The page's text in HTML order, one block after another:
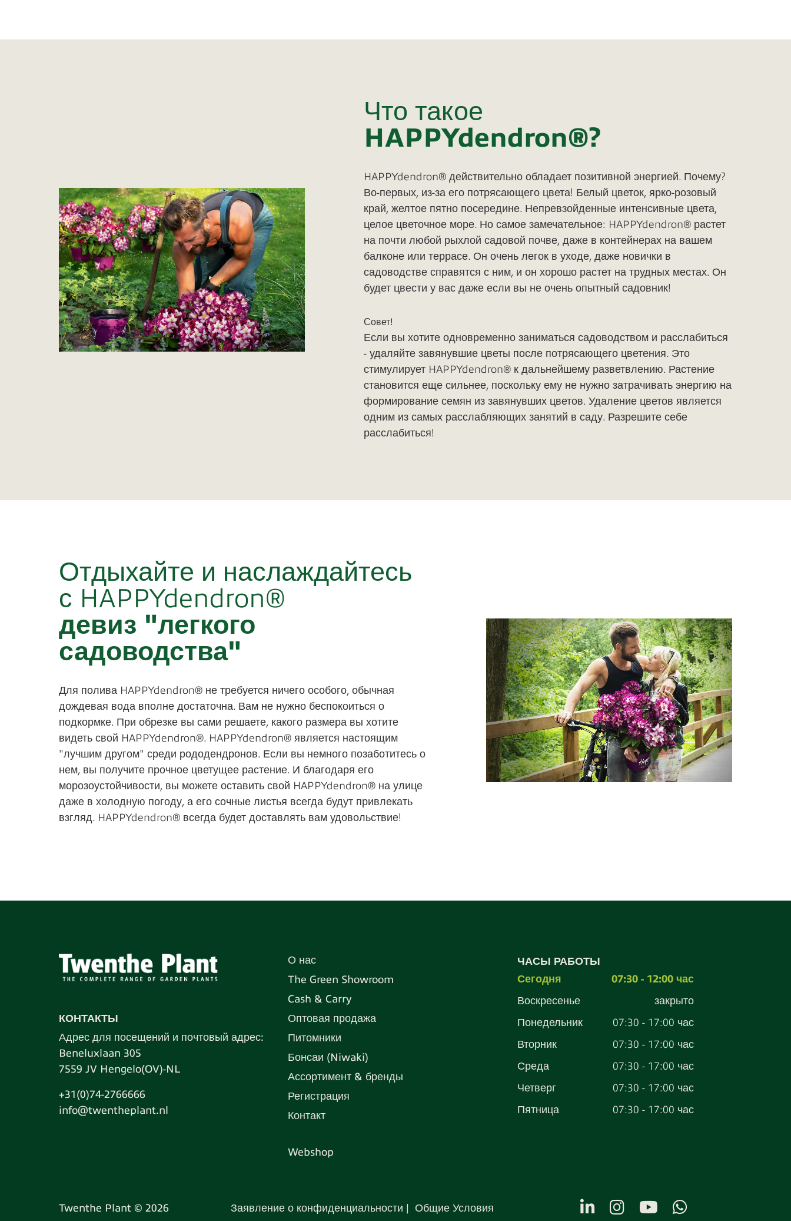
Что такое
HAPPYdendron®?
HAPPYdendron® действительно обладает позитивной энергией. Почему?
Во-первых, из-за его потрясающего цвета! Белый цветок, ярко-розовый
край, желтое пятно посередине. Непревзойденные интенсивные цвета,
целое цветочное море. Но самое замечательное: HAPPYdendron® растет
на почти любой рыхлой садовой почве, даже в контейнерах на вашем
балконе или террасе. Он очень легок в уходе, даже новички в
садоводстве справятся с ним, и он хорошо растет на трудных местах. Он
будет цвести у вас даже если вы не очень опытный садовник!
Совет!
Если вы хотите одновременно заниматься садоводством и расслабиться
- удаляйте завянувшие цветы после потрясающего цветения. Это
стимулирует HAPPYdendron® к дальнейшему разветвлению. Растение
становится еще сильнее, поскольку ему не нужно затрачивать энергию на
формирование семян из завянувших цветов. Удаление цветов является
одним из самых расслабляющих занятий в саду. Разрешите себе
расслабиться!
Отдыхайте и наслаждайтесь
с HAPPYdendron®
девиз "легкого
садоводства"
Для полива HAPPYdendron® не требуется ничего особого, обычная
дождевая вода вполне достаточна. Вам не нужно беспокоиться о
подкормке. При обрезке вы сами решаете, какого размера вы хотите
видеть свой HAPPYdendron®. HAPPYdendron® является настоящим
"лучшим другом" среди рододендронов. Если вы немного позаботитесь о
нем, вы получите прочное цветущее растение. И благодаря его
морозоустойчивости, вы можете оставить свой HAPPYdendron® на улице
даже в холодную погоду, а его сочные листья всегда будут привлекать
взгляд. HAPPYdendron® всегда будет доставлять вам удовольствие!
КОНТАКТЫ
Адрес для посещений и почтовый адрес:
Beneluxlaan 305
7559 JV Hengelo(OV)-NL
+31(0)74-2766666
info@twentheplant.nl
О нас
The Green Showroom
Cash & Carry
Оптовая продажа
Питомники
Бонсаи (Niwaki)
Ассортимент & бренды
Регистрация
Контакт
Webshop
ЧАСЫ РАБОТЫ
Сегодня
07:30 - 12:00 час
Воскресенье
закрыто
Понедельник
07:30 - 17:00 час
Вторник
07:30 - 17:00 час
Среда
07:30 - 17:00 час
Четверг
07:30 - 17:00 час
Пятница
07:30 - 17:00 час
Twenthe Plant © 2026 Заявление о конфиденциальности Общие Условия